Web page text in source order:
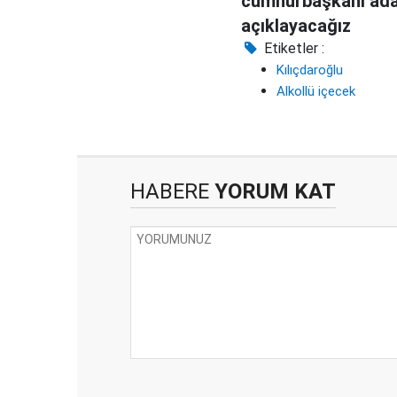
açıklayacağız
Etiketler :
Kılıçdaroğlu
Alkollü içecek
HABERE YORUM KAT